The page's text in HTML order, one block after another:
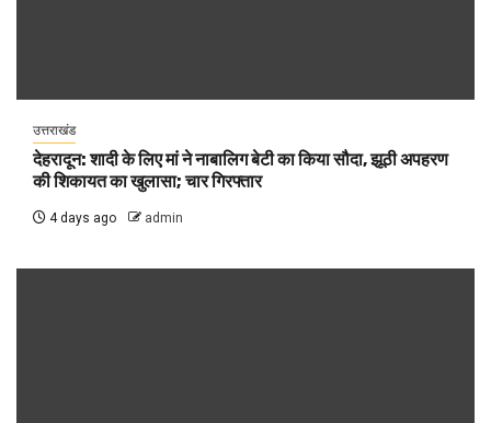
उत्तराखंड
देहरादून: शादी के लिए मां ने नाबालिग बेटी का किया सौदा, झूठी अपहरण
की शिकायत का खुलासा; चार गिरफ्तार
4 days ago admin